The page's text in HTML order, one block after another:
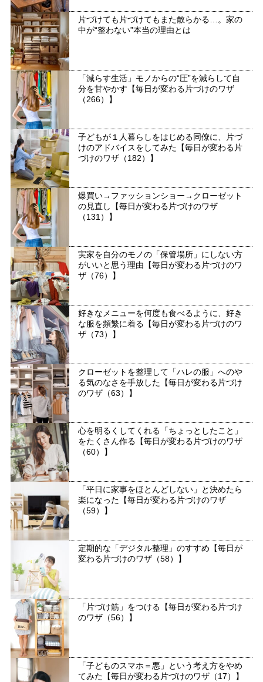
片づけても片づけてもまた散らかる…。家の
中が“整わない”本当の理由とは
「減らす生活」モノからの“圧”を減らして自
分を甘やかす【毎日が変わる片づけのワザ
（266）】
子どもが１人暮らしをはじめる同僚に、片づ
けのアドバイスをしてみた【毎日が変わる片
づけのワザ（182）】
爆買い→ファッションショー→クローゼット
の見直し【毎日が変わる片づけのワザ
（131）】
実家を自分のモノの「保管場所」にしない方
がいいと思う理由【毎日が変わる片づけのワ
ザ（76）】
好きなメニューを何度も食べるように、好き
な服を頻繁に着る【毎日が変わる片づけのワ
ザ（73）】
クローゼットを整理して「ハレの服」へのや
る気のなさを手放した【毎日が変わる片づけ
のワザ（63）】
心を明るくしてくれる「ちょっとしたこと」
をたくさん作る【毎日が変わる片づけのワザ
（60）】
「平日に家事をほとんどしない」と決めたら
楽になった【毎日が変わる片づけのワザ
（59）】
定期的な「デジタル整理」のすすめ【毎日が
変わる片づけのワザ（58）】
「片づけ筋」をつける【毎日が変わる片づけ
のワザ（56）】
「子どものスマホ＝悪」という考え方をやめ
てみた【毎日が変わる片づけのワザ（17）】